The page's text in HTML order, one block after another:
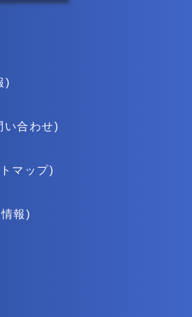
)
合わせ)
マップ)
報)